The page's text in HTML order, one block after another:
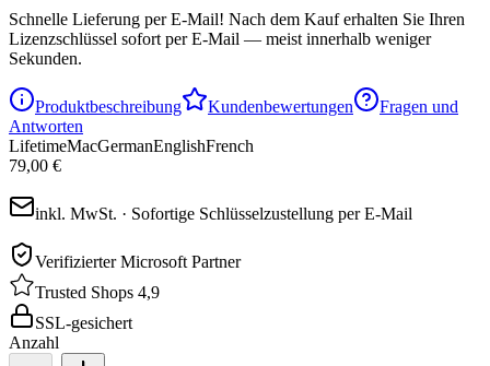
Schnelle Lieferung per E-Mail! Nach dem Kauf erhalten Sie Ihren
Lizenzschlüssel sofort per E-Mail — meist innerhalb weniger
Sekunden.
Produktbeschreibung Kundenbewertungen
Fragen und
Antworten
LifetimeMacGermanEnglishFrench
79,00 €
inkl. MwSt. · Sofortige Schlüsselzustellung per E-Mail
Verifizierter Microsoft Partner
Trusted Shops 4,9
SSL-gesichert
Anzahl